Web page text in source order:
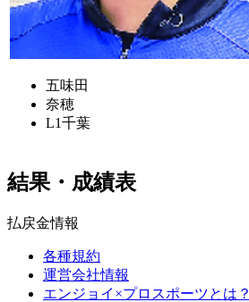
五味田
奈穂
L1千葉
結果・成績表
払戻金情報
各種規約
運営会社情報
エンジョイ×プロスポーツとは？